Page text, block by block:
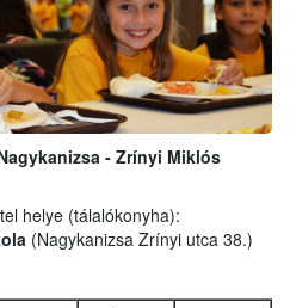
- Zrínyi Miklós
helye (tálalókonyha):
(Nagykanizsa Zrínyi utca 38.)